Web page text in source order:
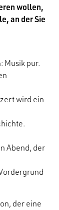
wollen,
an der Sie
Musik pur.
wird ein
Abend, der
der eine